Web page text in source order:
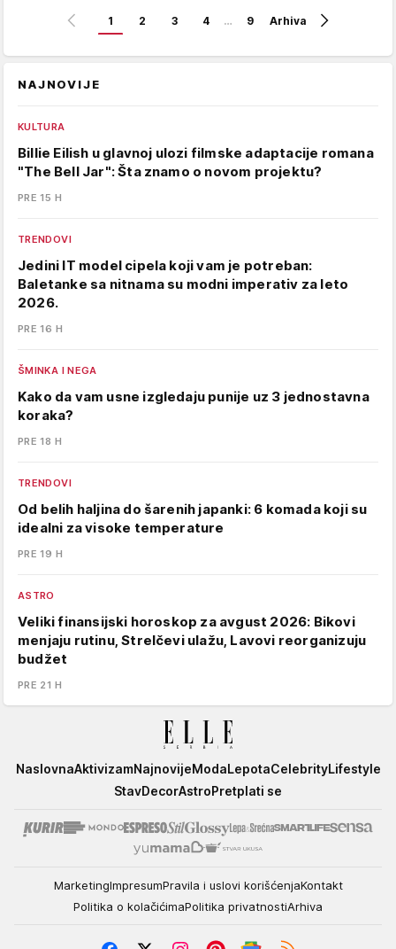
1 2 3 4 … 9 Arhiva
NAJNOVIJE
KULTURA
Billie Eilish u glavnoj ulozi filmske adaptacije romana
"The Bell Jar": Šta znamo o novom projektu?
PRE 15 H
TRENDOVI
Jedini IT model cipela koji vam je potreban:
Baletanke sa nitnama su modni imperativ za leto
2026.
PRE 16 H
ŠMINKA I NEGA
Kako da vam usne izgledaju punije uz 3 jednostavna
koraka?
PRE 18 H
TRENDOVI
Od belih haljina do šarenih japanki: 6 komada koji su
idealni za visoke temperature
PRE 19 H
ASTRO
Veliki finansijski horoskop za avgust 2026: Bikovi
menjaju rutinu, Strelčevi ulažu, Lavovi reorganizuju
budžet
PRE 21 H
Elle
NaslovnaAktivizamNajnovijeModaLepotaCelebrityLifestyle
StavDecorAstroPretplati se
MarketingImpresumPravila i uslovi korišćenjaKontakt
Politika o kolačićimaPolitika privatnostiArhiva